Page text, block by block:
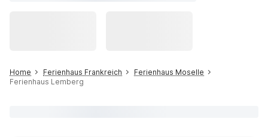
Home Ferienhaus Frankreich
Ferienhaus Moselle
Ferienhaus Lemberg